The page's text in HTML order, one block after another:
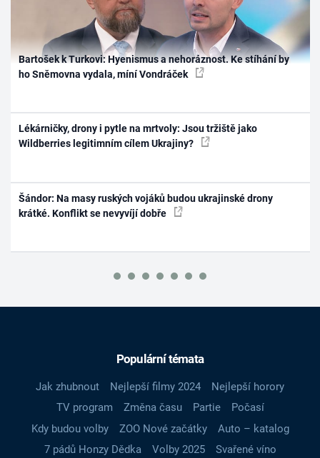
Bartošek k Turkovi: Hyenismus a nehoráznost. Ke stíhání by
ho Sněmovna vydala, míní Vondráček
Lékárničky, drony i pytle na mrtvoly: Jsou tržiště jako
Wildberries legitimním cílem Ukrajiny?
Šándor: Na masy ruských vojáků budou ukrajinské drony
krátké. Konflikt se nevyvíjí dobře
Populární témata
Jak zhubnout Nejlepší filmy 2024
Nejlepší horory
TV program
Změna času Partie
Počasí
Kdy budou volby
ZOO Nové začátky
Auto – katalog
7 pádů Honzy Dědka
Volby 2025
Svařené víno